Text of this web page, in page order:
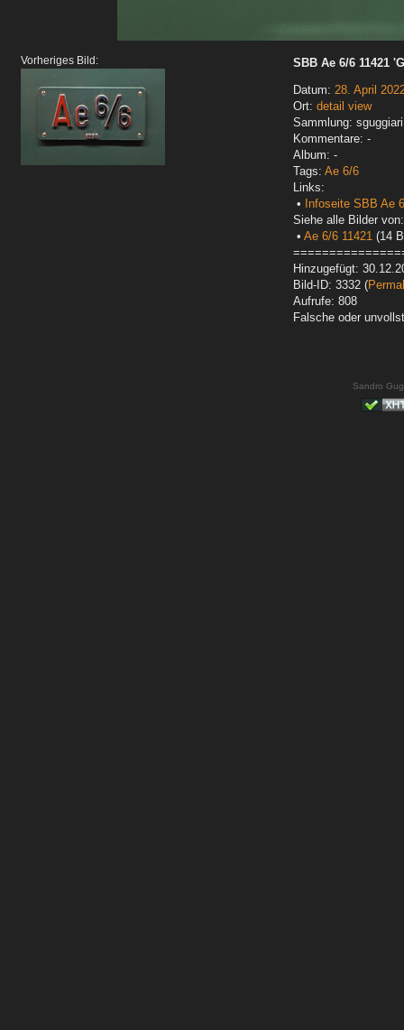
Vorheriges Bild:
SBB Ae 6/6 11421
Datum: 28. April
Ort: detail view
Sammlung:
Kommentare: -
Album: -
Tags: Ae 6/6
Links:
•
Infoseite SBB Ae
Siehe alle Bilder von:
• Ae 6/6 11421 (14
Hinzugefügt:
Bild-ID: 3332 (
Aufrufe: 808
Falsche oder
Sandro